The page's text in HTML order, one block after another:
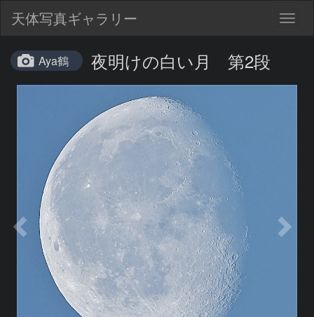
天体写真ギャラリー
Aya鶴 夜明けの白い月 第2段